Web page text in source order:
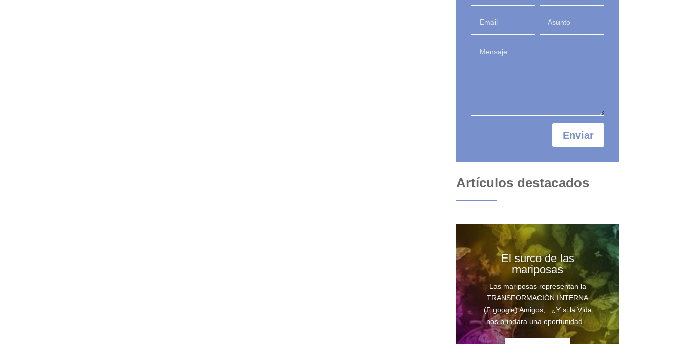
Enviar
Artículos destacados
El surco de las
mariposas
Las mariposas representan la
TRANSFORMACIÓN INTERNA
(F:google) Amigos, ¿Y si la Vida
nos brindara una oportunidad...